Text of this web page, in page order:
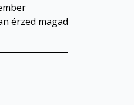
érzed magad